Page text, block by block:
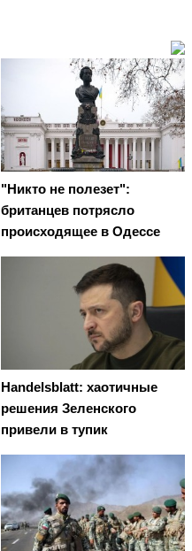
"Никто не полезет":
британцев потрясло
происходящее в Одессе
Handelsblatt: хаотичные
решения Зеленского
привели в тупик